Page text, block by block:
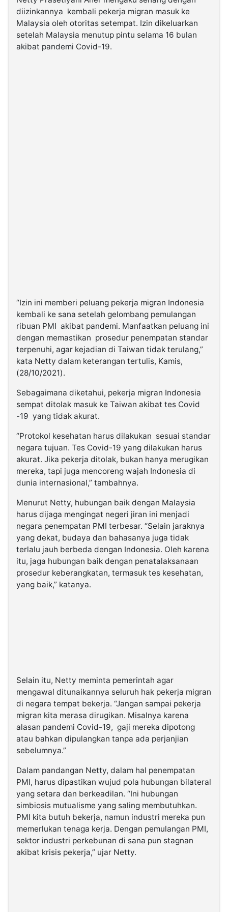
Kabarbaru.co
2026
diizinkannya kembali pekerja migran masuk ke
Malaysia oleh otoritas setempat. Izin dikeluarkan
setelah Malaysia menutup pintu selama 16 bulan
akibat pandemi Covid-19.
“Izin ini memberi peluang pekerja migran Indonesia
kembali ke sana setelah gelombang pemulangan
ribuan PMI akibat pandemi. Manfaatkan peluang ini
dengan memastikan prosedur penempatan standar
terpenuhi, agar kejadian di Taiwan tidak terulang,”
kata Netty dalam keterangan tertulis, Kamis,
(28/10/2021).
Sebagaimana diketahui, pekerja migran Indonesia
sempat ditolak masuk ke Taiwan akibat tes Covid
-19 yang tidak akurat.
“Protokol kesehatan harus dilakukan sesuai standar
negara tujuan. Tes Covid-19 yang dilakukan harus
akurat. Jika pekerja ditolak, bukan hanya merugikan
mereka, tapi juga mencoreng wajah Indonesia di
dunia internasional,” tambahnya.
Menurut Netty, hubungan baik dengan Malaysia
harus dijaga mengingat negeri jiran ini menjadi
negara penempatan PMI terbesar. “Selain jaraknya
yang dekat, budaya dan bahasanya juga tidak
terlalu jauh berbeda dengan Indonesia. Oleh karena
itu, jaga hubungan baik dengan penatalaksanaan
prosedur keberangkatan, termasuk tes kesehatan,
yang baik,” katanya.
Selain itu, Netty meminta pemerintah agar
mengawal ditunaikannya seluruh hak pekerja migran
di negara tempat bekerja. “Jangan sampai pekerja
migran kita merasa dirugikan. Misalnya karena
alasan pandemi Covid-19, gaji mereka dipotong
atau bahkan dipulangkan tanpa ada perjanjian
sebelumnya.”
Dalam pandangan Netty, dalam hal penempatan
PMI, harus dipastikan wujud pola hubungan bilateral
yang setara dan berkeadilan. “Ini hubungan
simbiosis mutualisme yang saling membutuhkan.
PMI kita butuh bekerja, namun industri mereka pun
memerlukan tenaga kerja. Dengan pemulangan PMI,
sektor industri perkebunan di sana pun stagnan
akibat krisis pekerja,” ujar Netty.